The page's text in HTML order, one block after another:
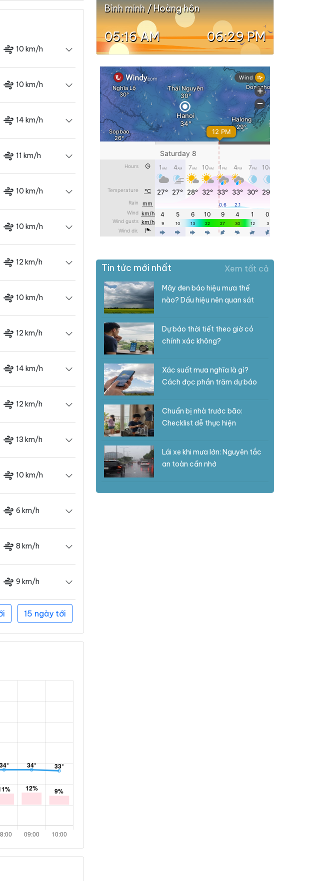
10 km/h
10 km/h
14 km/h
11 km/h
10 km/h
10 km/h
12 km/h
10 km/h
12 km/h
14 km/h
12 km/h
13 km/h
10 km/h
6 km/h
8 km/h
9 km/h
15 ngày tới
Bình minh / Hoàng hôn
05:16 AM 06:29 PM
Tin tức mới nhất Xem tất cả
Mây đen báo hiệu mưa thế
nào? Dấu hiệu nên quan sát
Dự báo thời tiết theo giờ có
chính xác không?
Xác suất mưa nghĩa là gì?
Cách đọc phần trăm dự báo
Chuẩn bị nhà trước bão:
Checklist dễ thực hiện
Lái xe khi mưa lớn: Nguyên tắc
an toàn cần nhớ